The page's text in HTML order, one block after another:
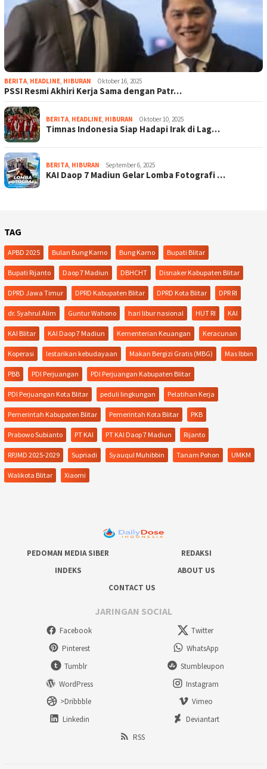
BERITA, HEADLINE, HIBURAN Oktober 16, 2025
PSSI Resmi Akhiri Kerja Sama dengan Patr…
BERITA, HEADLINE, HIBURAN Oktober 10, 2025
Timnas Indonesia Siap Hadapi Irak di Lag…
BERITA, HIBURAN September 6, 2025
KAI Daop 7 Madiun Gelar Lomba Fotografi …
TAG
APBD 2025 Bulan Bung Karno Bung Karno Bupati Blitar
Bupati Rijanto Daop 7 Madiun DBHCHT Disnaker Kabupaten Blitar
DPRD Jawa Timur DPRD Kabupaten Blitar DPRD Kota Blitar DPR RI
dr. Syahrul Alim Guntur Wahono hari libur nasional HUT RI KAI
KAI Blitar KAI Daop 7 Madiun Kementerian Keuangan Keracunan
Koperasi lestarikan kebudayaan Makan Bergizi Gratis (MBG) Mas Ibbin
PBB PDI Perjuangan PDI Perjuangan Kabupaten Blitar
PDI Perjuangan Kota Blitar peduli lingkungan Pelatihan Kerja
Pemerintah Kabupaten Blitar Pemerintah Kota Blitar PKB
Prabowo Subianto PT KAI PT KAI Daop 7 Madiun Rijanto
RPJMD 2025-2029 Supriadi Syauqul Muhibbin Tanam Pohon UMKM
Walikota Blitar Xiaomi
PEDOMAN MEDIA SIBER
REDAKSI
INDEKS
ABOUT US
CONTACT US
JARINGAN SOCIAL
Facebook
Twitter
Pinterest
WhatsApp
Tumblr
Stumbleupon
WordPress
Instagram
>Dribbble
Vimeo
Linkedin
Deviantart
RSS